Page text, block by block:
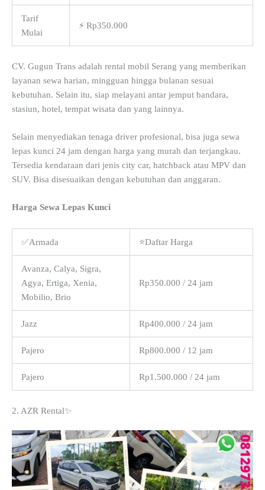
Tarif
Mulai
⚡ Rp350.000
CV. Gugun Trans adalah rental mobil Serang yang memberikan
layanan sewa harian, mingguan hingga bulanan sesuai
kebutuhan. Selain itu, siap melayani antar jemput bandara,
stasiun, hotel, tempat wisata dan yang lainnya.
Selain menyediakan tenaga driver profesional, bisa juga sewa
lepas kunci 24 jam dengan harga yang murah dan terjangkau.
Tersedia kendaraan dari jenis city car, hatchback atau MPV dan
SUV. Bisa disesuaikan dengan kebutuhan dan anggaran.
Harga Sewa Lepas Kunci
✅Armada ⭐Daftar Harga
Avanza, Calya, Sigra,
Agya, Ertiga, Xenia,
Mobilio, Brio
Rp350.000 / 24 jam
Jazz Rp400.000 / 24 jam
Pajero Rp800.000 / 12 jam
Pajero Rp1.500.000 / 24 jam
2. AZR Rental✨